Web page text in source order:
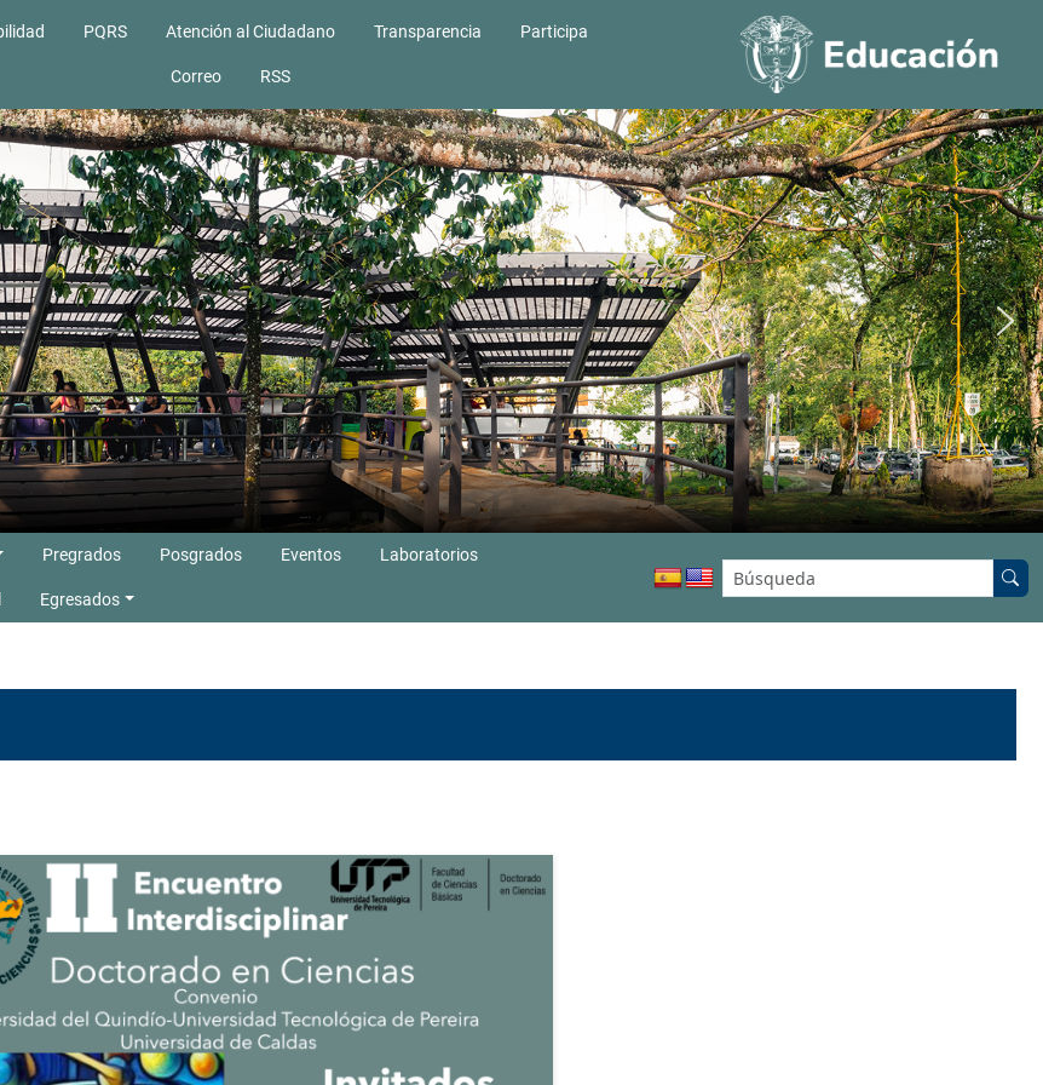
PQRS Atención al Ciudadano Transparencia Participa
Correo RSS
Pregrados Posgrados Eventos Laboratorios
Egresados
Buscar en el sitio: